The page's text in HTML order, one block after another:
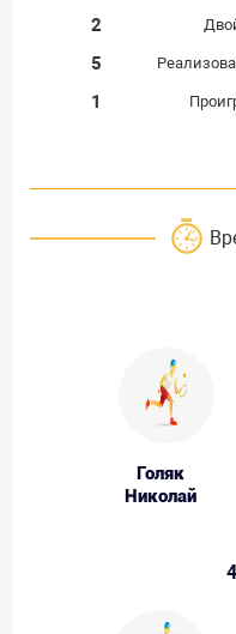
2
5
1
Голяк
Николай